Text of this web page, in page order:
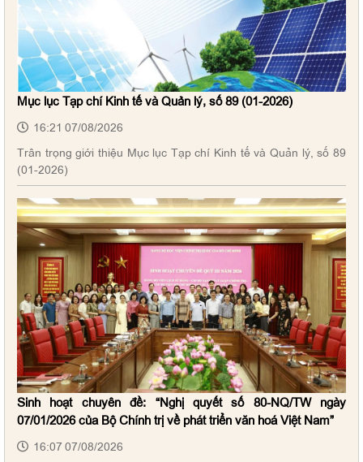
Mục lục Tạp chí Kinh tế và Quản lý, số 89 (01-2026)
16:21 07/08/2026
Trân trọng giới thiệu Mục lục Tạp chí Kinh tế và Quản lý, số 89
(01-2026)
Sinh hoạt chuyên đề: “Nghị quyết số 80-NQ/TW ngày
07/01/2026 của Bộ Chính trị về phát triển văn hoá Việt Nam”
16:07 07/08/2026